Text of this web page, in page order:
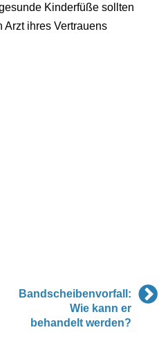
Kinderfüße sollten
Arzt ihres Vertrauens
Bandscheibenvorfall:
Wie kann er
behandelt werden?